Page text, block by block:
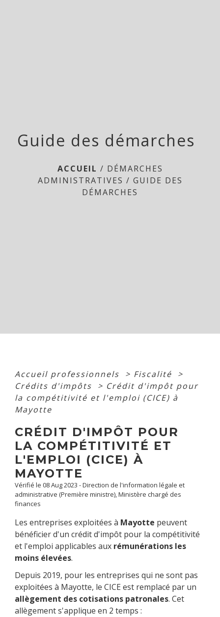
Guide des démarches
ACCUEIL / DÉMARCHES
ADMINISTRATIVES / GUIDE DES
DÉMARCHES
Accueil professionnels > Fiscalité
>
Crédits d'impôts
> Crédit d'impôt pour
la compétitivité et l'emploi (CICE) à
Mayotte
CRÉDIT D'IMPÔT POUR
LA COMPÉTITIVITÉ ET
L'EMPLOI (CICE) À
MAYOTTE
Vérifié le 08 Aug 2023 - Direction de l'information légale et
administrative (Première ministre), Ministère chargé des
finances
Les entreprises exploitées à Mayotte peuvent
bénéficier d'un crédit d'impôt pour la compétitivité
et l'emploi applicables aux rémunérations les
moins élevées.
Depuis 2019, pour les entreprises qui ne sont pas
exploitées à Mayotte, le CICE est remplacé par un
allègement des cotisations patronales. Cet
allègement s'applique en 2 temps :